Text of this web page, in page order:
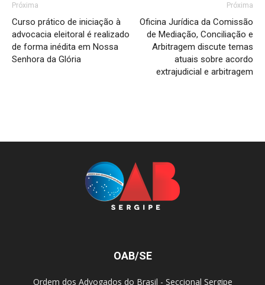
Próxima
Curso prático de iniciação à
advocacia eleitoral é realizado
de forma inédita em Nossa
Senhora da Glória
Próxima
Oficina Jurídica da Comissão
de Mediação, Conciliação e
Arbitragem discute temas
atuais sobre acordo
extrajudicial e arbitragem
OAB/SE
Ordem dos Advogados do Brasil - Seccional Sergipe